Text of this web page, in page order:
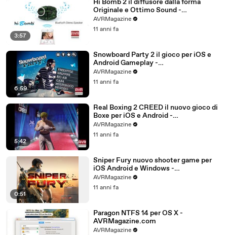
3:57
Hi Bomb 2 il diffusore dalla forma
Originale e Ottimo Sound -
AVRMagazine.com
AVRMagazine
11 anni fa
6:59
Snowboard Party 2 il gioco per iOS e
Android Gameplay -
AVRMagazine.com (720p)
AVRMagazine
11 anni fa
5:42
Real Boxing 2 CREED il nuovo gioco di
Boxe per iOS e Android -
AVRMagazine.com
AVRMagazine
11 anni fa
0:51
Sniper Fury nuovo shooter game per
iOS Android e Windows -
AVRMagazine.com
AVRMagazine
11 anni fa
Paragon NTFS 14 per OS X -
AVRMagazine.com
AVRMagazine